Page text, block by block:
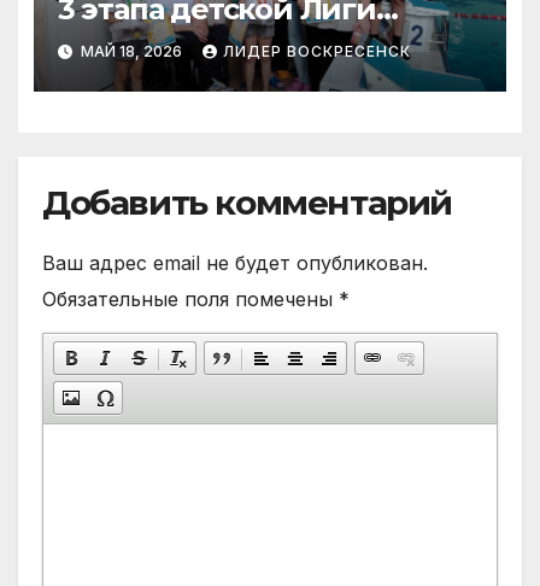
3 этапа детской Лиги
«Лидера» по плаванию
МАЙ 18, 2026 ЛИДЕР ВОСКРЕСЕНСК
Добавить комментарий
Ваш адрес email не будет опубликован.
Обязательные поля помечены *